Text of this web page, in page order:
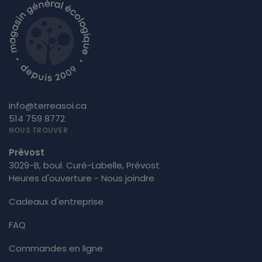
info@terreasoi.ca
514 759 8772
NOUS TROUVER
Prévost
3029-B, boul. Curé-Labelle, Prévost
Heures d'ouverture - Nous joindre
Cadeaux d'entreprise
FAQ
Commandes en ligne